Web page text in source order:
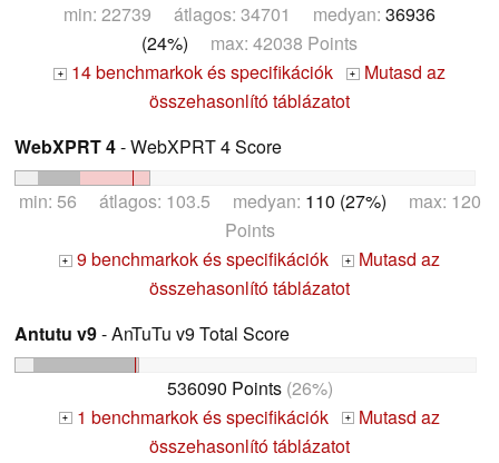
min: 22739 átlagos: 34701 medyan: 36936
(24%) max: 42038 Points
+ 14 benchmarkok és specifikációk + Mutasd az
összehasonlító táblázatot
WebXPRT 4- WebXPRT 4 Score
min: 56 átlagos: 103.5 medyan: 110 (27%) max: 120
Points
+ 9 benchmarkok és specifikációk +
Mutasd az
összehasonlító táblázatot
Antutu v9- AnTuTu v9 Total Score
536090 Points(26%)
+ 1 benchmarkok és specifikációk +
Mutasd az
összehasonlító táblázatot